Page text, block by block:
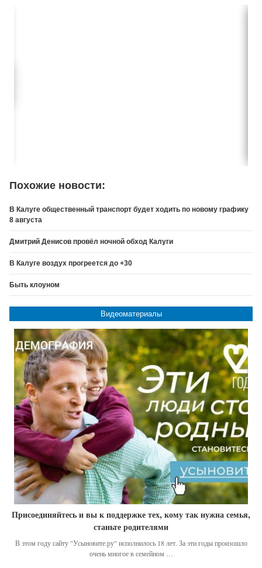
Похожие новости:
В Калуге общественный транспорт будет ходить по новому графику
8 августа
Дмитрий Денисов провёл ночной обход Калуги
В Калуге воздух прогреется до +30
Быть клоуном
Видеоматериалы
Присоединяйтесь и вы к поддержке тех, кому так нужна семья,
станьте родителями
В этом году сайту "Усыновите.ру" исполнилось 18 лет. За эти годы произошло
очень многое в семейном …